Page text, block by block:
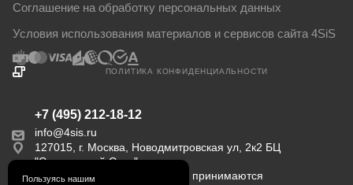
Соглашение на обработку персональных данных
Условия использования материалов и сервисов сайта 4SiS
ПОЛИТИКА КОНФИДЕНЦИАЛЬНОСТИ
+7 (495) 212-18-12
info@4sis.ru
127015, г. Москва, Новодмитровская ул, 2к2 БЦ
"Савеловский Сити".
Пн-Пт с 9:00 до 18:00. Заказы принимаются
Пользуясь нашим